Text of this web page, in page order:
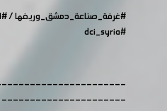
#غرفة_صناعة_دمشق_وريفها/
#dci_syria
----------------------